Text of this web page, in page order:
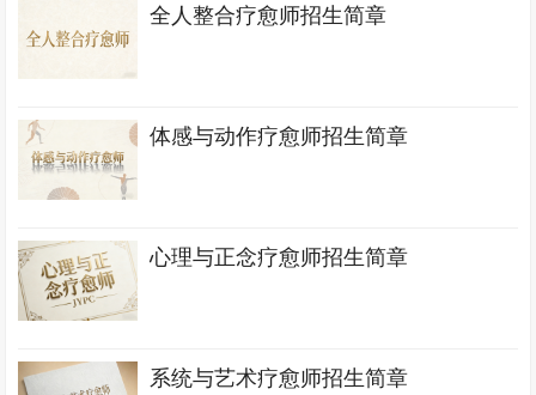
全人整合疗愈师招生简章
体感与动作疗愈师招生简章
心理与正念疗愈师招生简章
系统与艺术疗愈师招生简章